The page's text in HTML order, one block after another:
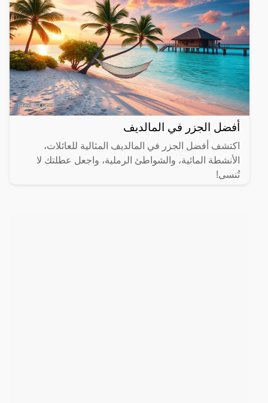
أفضل الجزر في المالديف
اكتشف أفضل الجزر في المالديف المثالية للعائلات،
الأنشطة المائية، والشواطئ الرملية، واجعل عطلتك لا
تُنسى!